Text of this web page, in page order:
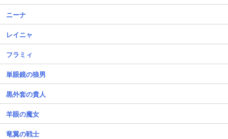
ニーナ
レイニャ
フラミィ
単眼鏡の狼男
黒外套の貴人
羊眼の魔女
竜翼の戦士